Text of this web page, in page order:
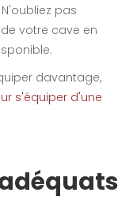
pas
votre cave en
davantage,
s'équiper d'une